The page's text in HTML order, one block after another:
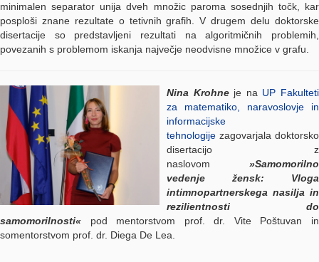
minimalen separator unija dveh množic paroma sosednjih točk, kar
posploši znane rezultate o tetivnih grafih. V drugem delu doktorske
disertacije so predstavljeni rezultati na algoritmičnih problemih,
povezanih s problemom iskanja največje neodvisne množice v grafu.
Nina Krohneje na UP Fakulteti
za matematiko, naravoslovje in
informacijske
tehnologije zagovarjala doktorsko
disertacijo z
naslovom »Samomorilno
vedenje žensk: Vloga
intimnopartnerskega nasilja in
rezilientnosti do
samomorilnosti« pod mentorstvom prof. dr. Vite Poštuvan in
somentorstvom prof. dr. Diega De Lea.